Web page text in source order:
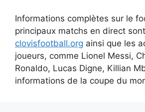
Informations complètes sur le
principaux matchs en direct
clovisfootball.org ainsi que les
joueurs, comme Lionel Messi,
Ronaldo, Lucas Digne, Killian
informations de la coupe du